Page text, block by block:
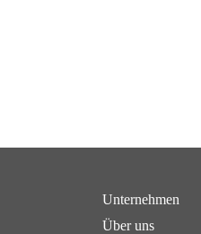
Unternehmen
Über uns